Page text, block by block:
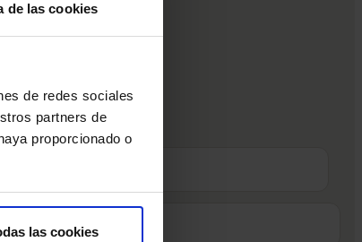
de las cookies
de redes sociales
partners de
proporcionado o
las cookies